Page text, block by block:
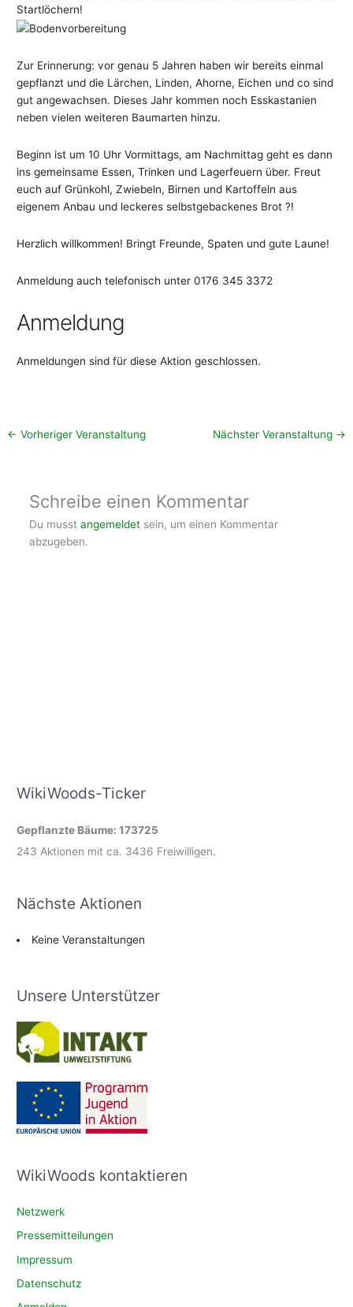
Startlöchern!
Zur Erinnerung: vor genau 5 Jahren haben wir bereits einmal
gepflanzt und die Lärchen, Linden, Ahorne, Eichen und co sind
gut angewachsen. Dieses Jahr kommen noch Esskastanien
neben vielen weiteren Baumarten hinzu.
Beginn ist um 10 Uhr Vormittags, am Nachmittag geht es dann
ins gemeinsame Essen, Trinken und Lagerfeuern über. Freut
euch auf Grünkohl, Zwiebeln, Birnen und Kartoffeln aus
eigenem Anbau und leckeres selbstgebackenes Brot ?!
Herzlich willkommen! Bringt Freunde, Spaten und gute Laune!
Anmeldung auch telefonisch unter 0176 345 3372
Anmeldung
Anmeldungen sind für diese Aktion geschlossen.
← Vorheriger Veranstaltung Nächster Veranstaltung →
Schreibe einen Kommentar
Du musst angemeldetsein, um einen Kommentar
abzugeben.
WikiWoods-Ticker
Gepflanzte Bäume: 173725
243 Aktionen mit ca. 3436 Freiwilligen.
Nächste Aktionen
Keine Veranstaltungen
Unsere Unterstützer
WikiWoods kontaktieren
Netzwerk
Pressemitteilungen
Impressum
Datenschutz